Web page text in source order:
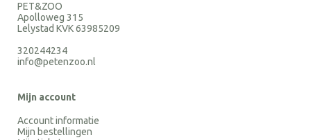
PET&ZOO
Apolloweg 315
Lelystad KVK 63985209
320244234
info@petenzoo.nl
Mijn account
Account informatie
Mijn bestellingen